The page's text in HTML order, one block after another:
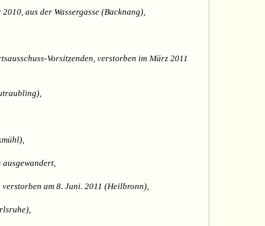
aus der Wassergasse (Backnang),
Vorsitzenden, verstorben im März 2011
am 8. Juni. 2011 (Heilbronn),